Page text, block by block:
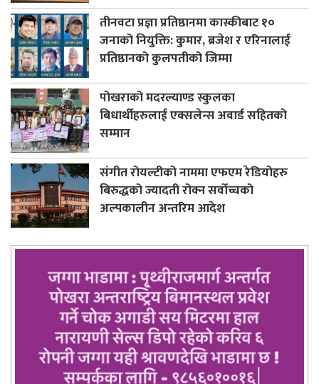
तीनवटा प्रज्ञा प्रतिष्ठानमा कास्कीबाट १०
जनाको नियुक्ति: कुमार, ब्रजेश र एरिनालाई
प्रतिष्ठानको कुलपतीको जिम्मा
पोखराको मदरल्याण्ड स्कुलका
बिधार्थीहरुलाई एक्सलेन्स अवार्ड सहितको
सम्मान
संगीत रोयल्टीको नाममा एफएम रेडियोहरु
बिरुद्धको ज्यादती रोक्न सर्वोच्चको
अल्पकालीन अन्तरिम आदेश